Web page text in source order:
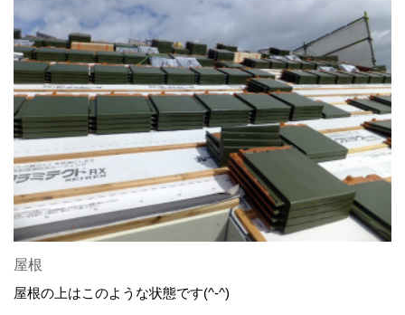
屋根
屋根の上はこのような状態です(^-^)